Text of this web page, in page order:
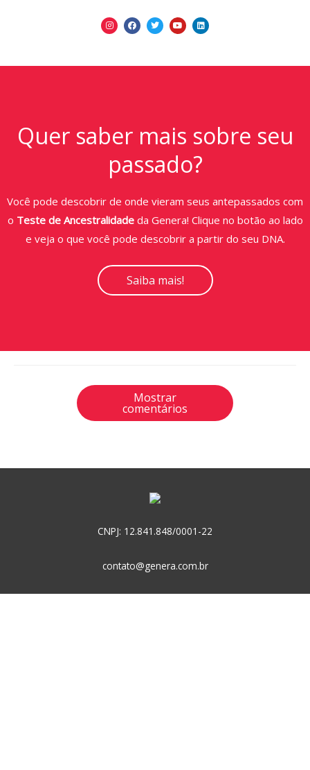
Quer saber mais sobre seu
passado?
Você pode descobrir de onde vieram seus antepassados com
o Teste de Ancestralidadeda Genera! Clique no botão ao lado
e veja o que você pode descobrir a partir do seu DNA.
Saiba mais!
Mostrar
comentários
CNPJ: 12.841.848/0001-22
contato@genera.com.br